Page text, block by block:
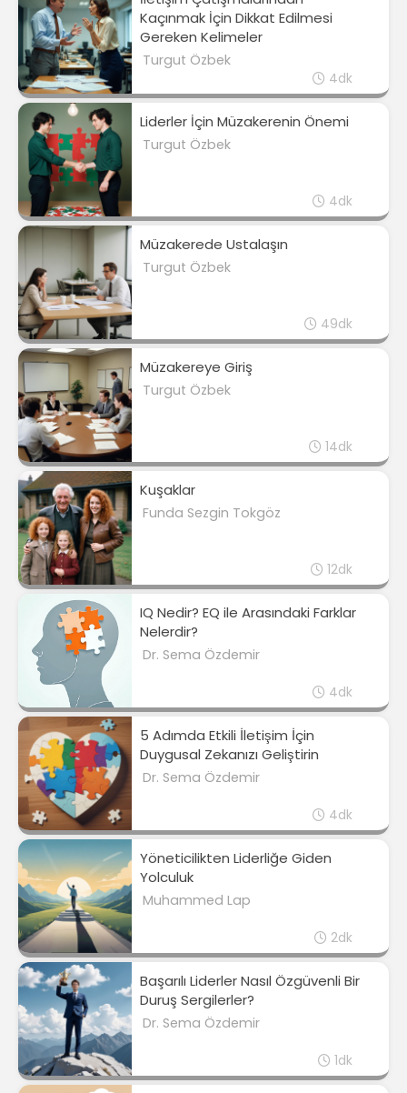
Kaçınmak İçin Dikkat Edilmesi
Gereken Kelimeler
Turgut Özbek
4dk
Liderler İçin Müzakerenin Önemi
Turgut Özbek
4dk
Müzakerede Ustalaşın
Turgut Özbek
49dk
Müzakereye Giriş
Turgut Özbek
14dk
Kuşaklar
Funda Sezgin Tokgöz
12dk
IQ Nedir? EQ ile Arasındaki Farklar
Nelerdir?
Dr. Sema Özdemir
4dk
5 Adımda Etkili İletişim İçin
Duygusal Zekanızı Geliştirin
Dr. Sema Özdemir
4dk
Yöneticilikten Liderliğe Giden
Yolculuk
Muhammed Lap
2dk
Başarılı Liderler Nasıl Özgüvenli Bir
Duruş Sergilerler?
Dr. Sema Özdemir
1dk